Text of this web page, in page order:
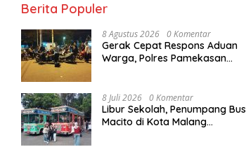
Berita Populer
8 Agustus 2026 0 Komentar
Gerak Cepat Respons Aduan
Warga, Polres Pamekasan
8 Juli 2026 0 Komentar
Libur Sekolah, Penumpang Bus
Macito di Kota Malang